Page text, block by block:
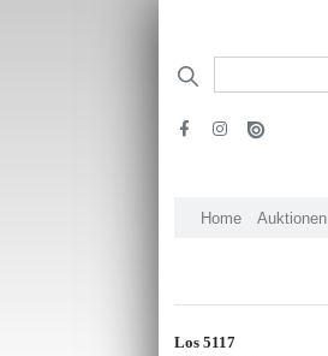
Home Auktionen
Los 5117